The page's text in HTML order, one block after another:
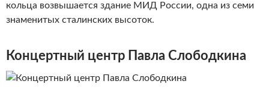
кольца возвышается здание МИД России, одна из семи
знаменитых сталинских высоток.
Концертный центр Павла Слободкина